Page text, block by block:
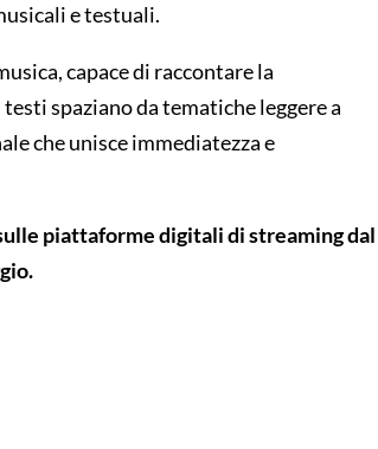
e testuali.
capace di raccontare la
spaziano da tematiche leggere a
che unisce immediatezza e
piattaforme digitali di streaming dal